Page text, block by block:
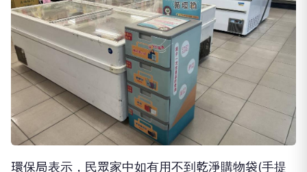
環保局表示，民眾家中如有用不到乾淨購物袋(手提